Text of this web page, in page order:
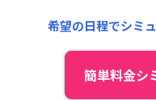
その他費用 :
24,000円/月
契約事務手数料 : 5,000円/回
希望の日程でシミ
簡単料金シ